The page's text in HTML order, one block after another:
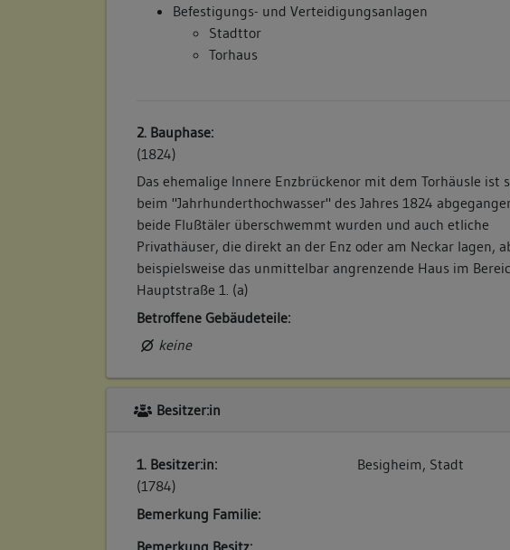
Befestigungs- und Verteidigungsanlagen
Stadttor
Torhaus
2. Bauphase:
(1824)
Das ehemalige Innere Enzbrückenor mit dem Torhäusle ist
beim "Jahrhunderthochwasser" des Jahres 1824
beide Flußtäler überschwemmt wurden und auch etliche
Privathäuser, die direkt an der Enz oder am Neckar lagen,
beispielsweise das unmittelbar angrenzende Haus im
Hauptstraße 1. (a)
Betroffene Gebäudeteile:
keine
Besitzer:in
1. Besitzer:in:
(1784)
Besigheim, Stadt
Bemerkung Familie: